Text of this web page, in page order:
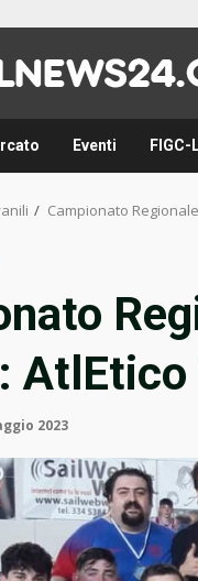
Eventi FIGC-
Campionato
AtlEtico
2023